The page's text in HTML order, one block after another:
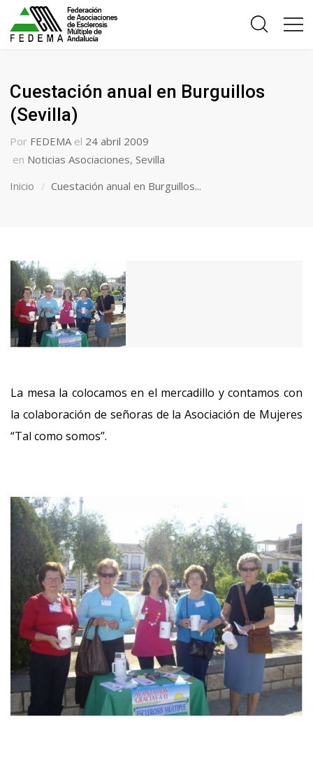
Cuestación anual en Burguillos
(Sevilla)
Por FEDEMA el 24 abril 2009
en Noticias Asociaciones,Sevilla
Inicio
Cuestación anual en Burguillos...
La mesa la colocamos en el mercadillo y contamos con
la colaboración de señoras de la Asociación de Mujeres
“Tal como somos”.